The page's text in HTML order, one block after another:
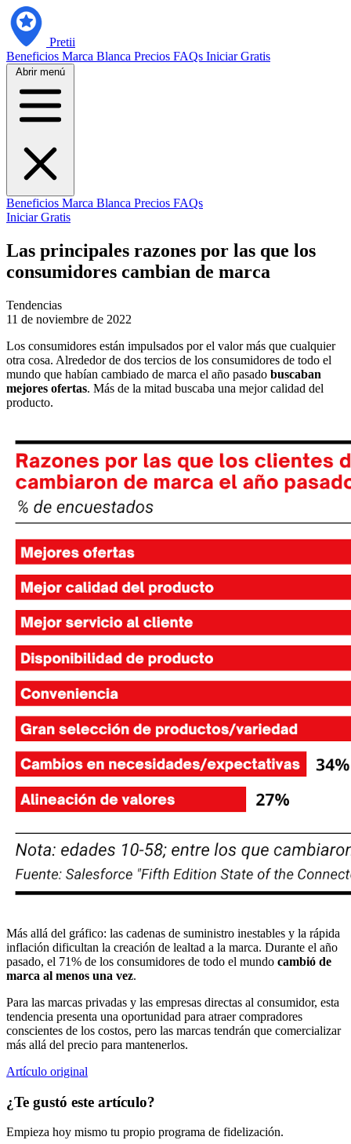
Pretii
Beneficios Marca Blanca Precios FAQs Iniciar Gratis
Abrir menú
Beneficios Marca Blanca Precios FAQs
Iniciar Gratis
Las principales razones por las que los
consumidores cambian de marca
Tendencias
11 de noviembre de 2022
Los consumidores están impulsados por el valor más que cualquier
otra cosa. Alrededor de dos tercios de los consumidores de todo el
mundo que habían cambiado de marca el año pasado buscaban
mejores ofertas. Más de la mitad buscaba una mejor calidad del
producto.
Más allá del gráfico: las cadenas de suministro inestables y la rápida
inflación dificultan la creación de lealtad a la marca. Durante el año
pasado, el 71% de los consumidores de todo el mundo cambió de
marca al menos una vez.
Para las marcas privadas y las empresas directas al consumidor, esta
tendencia presenta una oportunidad para atraer compradores
conscientes de los costos, pero las marcas tendrán que comercializar
más allá del precio para mantenerlos.
Artículo original
¿Te gustó este artículo?
Empieza hoy mismo tu propio programa de fidelización.